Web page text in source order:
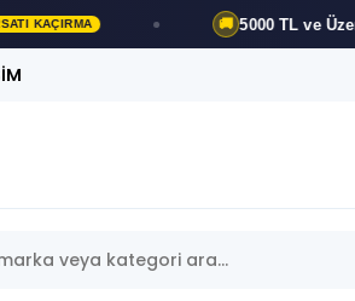
🚚 5000 TL ve ÜzeriÜcretsiz Kargo